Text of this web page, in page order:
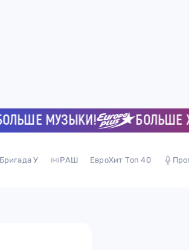
БОЛЬШЕ ХИТОВ!
Бригада У РАШ ЕвроХит Топ 40